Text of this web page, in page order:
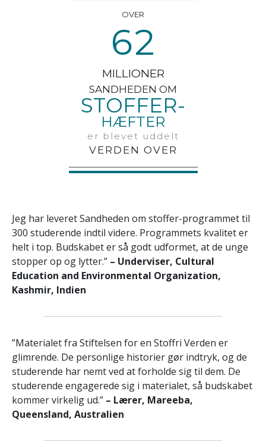
OVER
62
MILLIONER
SANDHEDEN OM
STOFFER-
HÆFTER
er blevet uddelt
VERDEN OVER
Jeg har leveret Sandheden om stoffer-programmet til
300 studerende indtil videre. Programmets kvalitet er
helt i top. Budskabet er så godt udformet, at de unge
stopper op og lytter.” – Underviser, Cultural
Education and Environmental Organization,
Kashmir, Indien
”Materialet fra Stiftelsen for en Stoffri Verden er
glimrende. De personlige historier gør indtryk, og de
studerende har nemt ved at forholde sig til dem. De
studerende engagerede sig i materialet, så budskabet
kommer virkelig ud.” – Lærer, Mareeba,
Queensland, Australien